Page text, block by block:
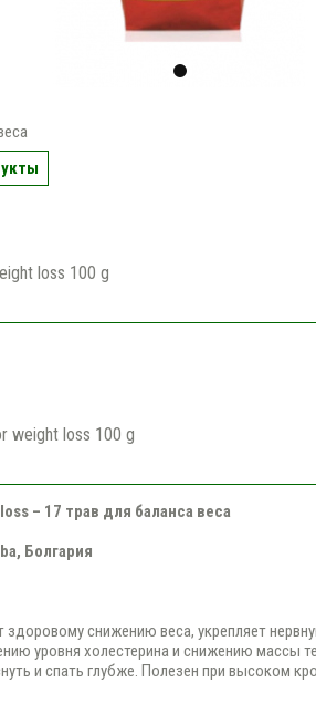
loss 100 g
weight loss 100 g
– 17 трав для баланса веса
Болгария
здоровому снижению веса, укрепляет
уровня холестерина и снижению массы
и спать глубже. Полезен при высоком